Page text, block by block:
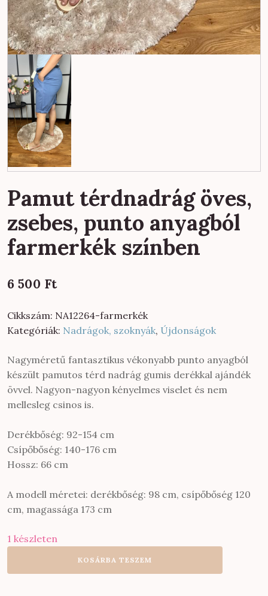
Pamut térdnadrág öves,
zsebes, punto anyagból
farmerkék színben
6 500 Ft
Cikkszám: NA12264-farmerkék
Kategóriák: Nadrágok, szoknyák, Újdonságok
Nagyméretű fantasztikus vékonyabb punto anyagból
készült pamutos térd nadrág gumis derékkal ajándék
övvel. Nagyon-nagyon kényelmes viselet és nem
mellesleg csinos is.
Derékbőség: 92-154 cm
Csípőbőség: 140-176 cm
Hossz: 66 cm
A modell méretei: derékbőség: 98 cm, csípőbőség 120
cm, magassága 173 cm
1 készleten
öves,
KOSÁRBA TESZEM